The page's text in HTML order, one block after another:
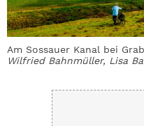
Am Sossauer Kanal bei
Wilfried Bahnmüller, Lisa